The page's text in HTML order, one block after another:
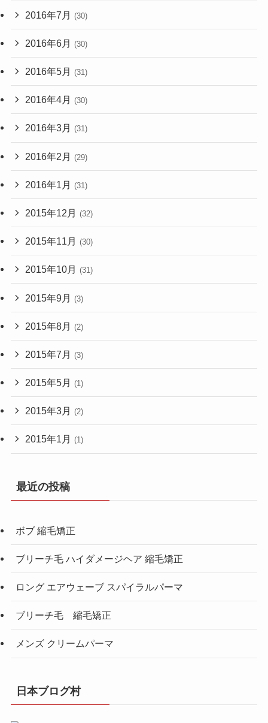
2016年7月 (30)
2016年6月 (30)
2016年5月 (31)
2016年4月 (30)
2016年3月 (31)
2016年2月 (29)
2016年1月 (31)
2015年12月 (32)
2015年11月 (30)
2015年10月 (31)
2015年9月 (3)
2015年8月 (2)
2015年7月 (3)
2015年5月 (1)
2015年3月 (2)
2015年1月 (1)
最近の投稿
ボブ 縮毛矯正
ブリーチ毛 ハイダメージヘア 縮毛矯正
ロング エアウェーブ スパイラルパーマ
ブリーチ毛 縮毛矯正
メンズ クリームパーマ
日本ブログ村